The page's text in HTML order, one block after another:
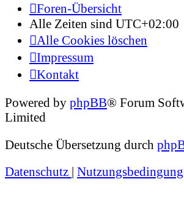
Foren-Übersicht
Alle Zeiten sind UTC+02:00
Alle Cookies löschen
Impressum
Kontakt
Powered by phpBB® Forum
Limited
Deutsche Übersetzung durch
Datenschutz |